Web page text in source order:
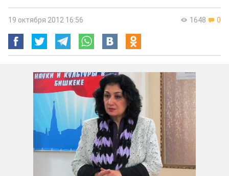
1648 0
19 октября 2012 16:56